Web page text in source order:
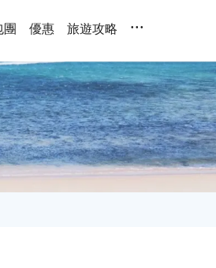
團 優惠 旅遊攻略 ...